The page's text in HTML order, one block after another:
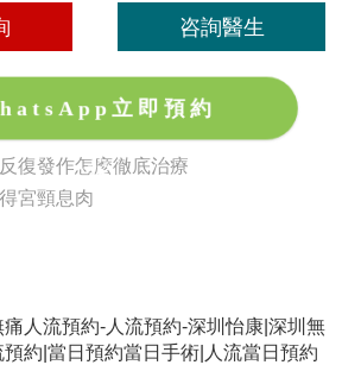
咨詢醫生
立即預約
復發作怎麽徹底治療
宮頸息肉
痛人流預約-人流預約-深圳怡康|深圳無
預約|當日預約當日手術|人流當日預約